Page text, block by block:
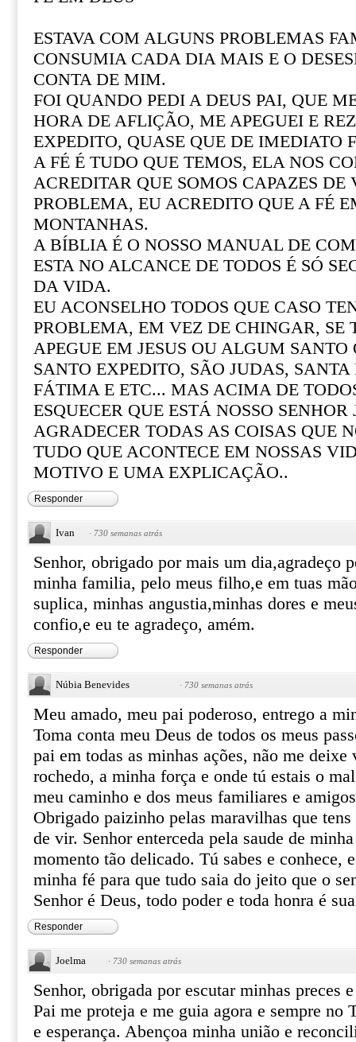
ESTAVA COM ALGUNS PROBLEMAS
CONSUMIA CADA DIA MAIS E O
CONTA DE MIM.
FOI QUANDO PEDI A DEUS PAI, QUE
HORA DE AFLIÇÃO, ME APEGUEI E
EXPEDITO, QUASE QUE DE IMEDIATO
A FÉ É TUDO QUE TEMOS, ELA NOS
ACREDITAR QUE SOMOS CAPAZES DE
PROBLEMA, EU ACREDITO QUE A FÉ
MONTANHAS.
A BÍBLIA É O NOSSO MANUAL DE
ESTA NO ALCANCE DE TODOS É SÓ
DA VIDA.
EU ACONSELHO TODOS QUE CASO
PROBLEMA, EM VEZ DE CHINGAR, SE
APEGUE EM JESUS OU ALGUM SANTO
SANTO EXPEDITO, SÃO JUDAS, SANTA
FÁTIMA E ETC... MAS ACIMA DE
ESQUECER QUE ESTÁ NOSSO SENHOR
AGRADECER TODAS AS COISAS QUE
TUDO QUE ACONTECE EM NOSSAS
MOTIVO E UMA EXPLICAÇÃO..
Responder
Ivan · 730 semanas atrás
Senhor, obrigado por mais um dia,agradeço
minha familia, pelo meus filho,e em tuas
suplica, minhas angustia,minhas dores e
confio,e eu te agradeço, amém.
Responder
Núbia Benevides · 730 semanas atrás
Meu amado, meu pai poderoso, entrego a
Toma conta meu Deus de todos os meus
pai em todas as minhas ações, não me
rochedo, a minha força e onde tú estais o
meu caminho e dos meus familiares e
Obrigado paizinho pelas maravilhas que
de vir. Senhor enterceda pela saude de
momento tão delicado. Tú sabes e conhece,
minha fé para que tudo saia do jeito que o
Senhor é Deus, todo poder e toda honra é
Responder
Joelma · 730 semanas atrás
Senhor, obrigada por escutar minhas preces
Pai me proteja e me guia agora e sempre no
e esperança. Abençoa minha união e